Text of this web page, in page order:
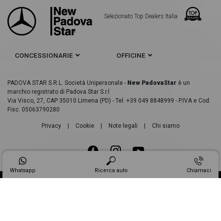
Selezionato Top Dealers Italia
CONCESSIONARIE OFFICINE
PADOVA STAR S.R.L. Società Unipersonale - New PadovaStar è un
marchio registrato di Padova Star S.r.l
Via Visco, 27, CAP 35010 Limena (PD) - Tel. +39 049 8848999 - P.IVA e Cod.
Fisc. 05063790280
Privacy | Cookie | Note legali | Chi siamo
Made inWeb Industry ®
Whatsapp Ricerca auto Chiamaci